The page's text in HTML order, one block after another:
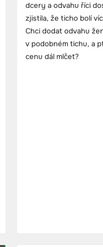
dcery a odvahu říci
zjistila, že ticho bolí
Chci dodat odvahu
v podobném tichu, a
cenu dál mlčet?